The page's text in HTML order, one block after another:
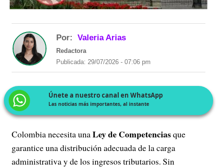
Por: Valeria Arias
Redactora
Publicada: 29/07/2026 - 07:06 pm
Únete a nuestro canal en WhatsApp
Las noticias más importantes, al instante
Colombia necesita unaLey de Competenciasque
garantice una distribución adecuada de la carga
administrativa y de los ingresos tributarios. Sin